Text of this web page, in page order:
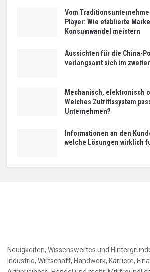
Vom
Player: Wie etablierte
Konsumwandel meistern
Aussichten für die China-
verlangsamt sich im zweiten
Mechanisch, elektronisch
Welches Zutrittssystem
Unternehmen?
Informationen an den
welche Lösungen wirklich
Neuigkeiten, Wissenswertes und
Industrie, Wirtschaft, Handwerk, Karriere,